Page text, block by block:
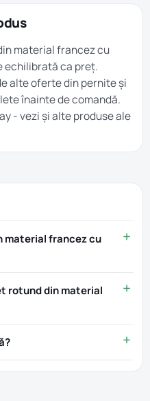
material francez cu
echilibrată ca preț.
alte oferte dinperniteși
înainte de comandă.
- vezi și alte produse ale
material francez cu
rotund din material